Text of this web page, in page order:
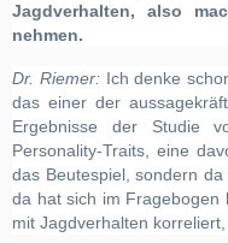
Jagdverhalten, also
nehmen.
Dr. Riemer: Ich denke
das einer der
Ergebnisse der Studie
Personality-Traits, eine
das Beutespiel, sondern
da hat sich im Fragebogen
mit Jagdverhalten